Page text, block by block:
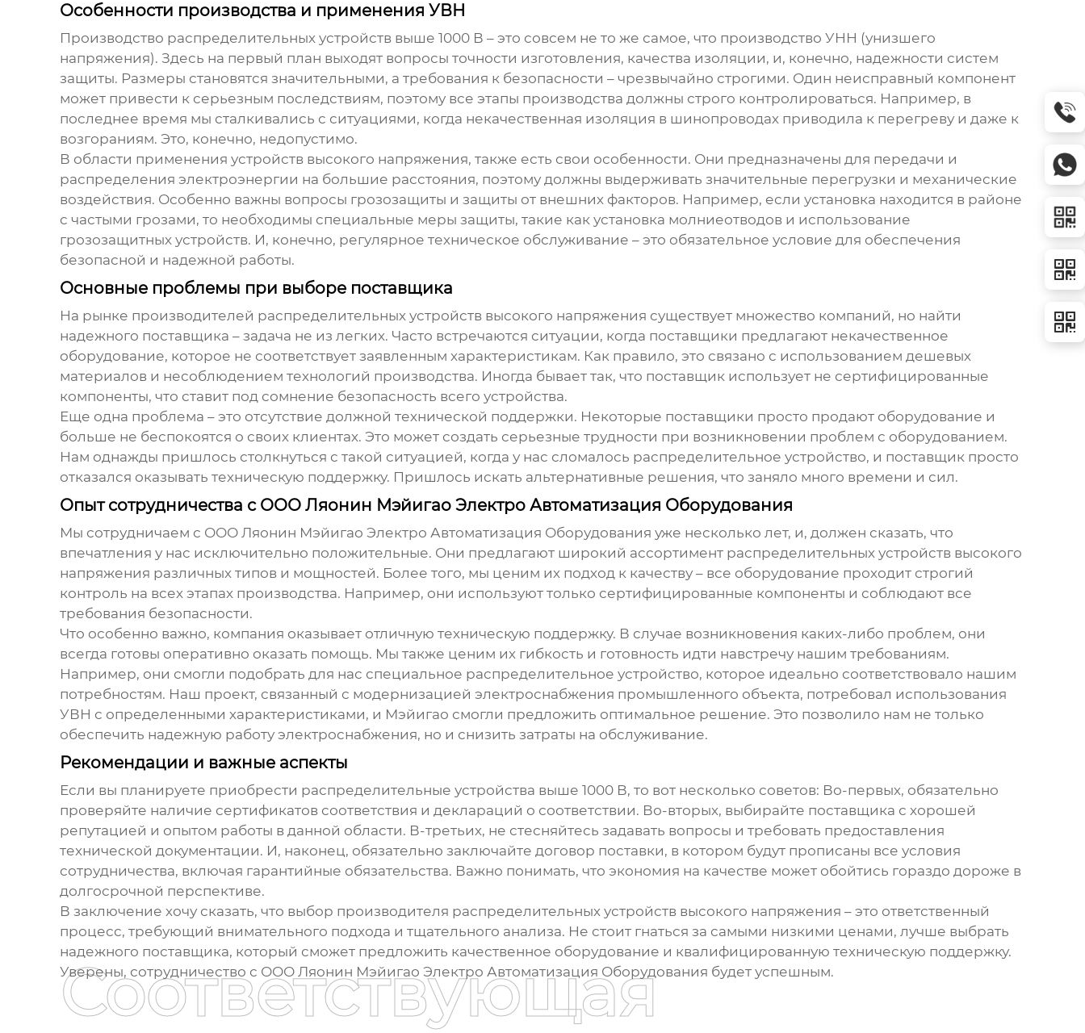
Особенности производства и применения УВН
Производство распределительных устройств выше 1000 В – это совсем не то же самое, что производство УНН (унизшего
напряжения). Здесь на первый план выходят вопросы точности изготовления, качества изоляции, и, конечно, надежности систем
защиты. Размеры становятся значительными, а требования к безопасности – чрезвычайно строгими. Один неисправный компонент
может привести к серьезным последствиям, поэтому все этапы производства должны строго контролироваться. Например, в
последнее время мы сталкивались с ситуациями, когда некачественная изоляция в шинопроводах приводила к перегреву и даже к
возгораниям. Это, конечно, недопустимо.
В области применения устройств высокого напряжения, также есть свои особенности. Они предназначены для передачи и
распределения электроэнергии на большие расстояния, поэтому должны выдерживать значительные перегрузки и механические
воздействия. Особенно важны вопросы грозозащиты и защиты от внешних факторов. Например, если установка находится в районе
с частыми грозами, то необходимы специальные меры защиты, такие как установка молниеотводов и использование
грозозащитных устройств. И, конечно, регулярное техническое обслуживание – это обязательное условие для обеспечения
безопасной и надежной работы.
Основные проблемы при выборе поставщика
На рынке производителей распределительных устройств высокого напряжения существует множество компаний, но найти
надежного поставщика – задача не из легких. Часто встречаются ситуации, когда поставщики предлагают некачественное
оборудование, которое не соответствует заявленным характеристикам. Как правило, это связано с использованием дешевых
материалов и несоблюдением технологий производства. Иногда бывает так, что поставщик использует не сертифицированные
компоненты, что ставит под сомнение безопасность всего устройства.
Еще одна проблема – это отсутствие должной технической поддержки. Некоторые поставщики просто продают оборудование и
больше не беспокоятся о своих клиентах. Это может создать серьезные трудности при возникновении проблем с оборудованием.
Нам однажды пришлось столкнуться с такой ситуацией, когда у нас сломалось распределительное устройство, и поставщик просто
отказался оказывать техническую поддержку. Пришлось искать альтернативные решения, что заняло много времени и сил.
Опыт сотрудничества с ООО Ляонин Мэйигао Электро Автоматизация Оборудования
Мы сотрудничаем с ООО Ляонин Мэйигао Электро Автоматизация Оборудования уже несколько лет, и, должен сказать, что
впечатления у нас исключительно положительные. Они предлагают широкий ассортимент распределительных устройств высокого
напряжения различных типов и мощностей. Более того, мы ценим их подход к качеству – все оборудование проходит строгий
контроль на всех этапах производства. Например, они используют только сертифицированные компоненты и соблюдают все
требования безопасности.
Что особенно важно, компания оказывает отличную техническую поддержку. В случае возникновения каких-либо проблем, они
всегда готовы оперативно оказать помощь. Мы также ценим их гибкость и готовность идти навстречу нашим требованиям.
Например, они смогли подобрать для нас специальное распределительное устройство, которое идеально соответствовало нашим
потребностям. Наш проект, связанный с модернизацией электроснабжения промышленного объекта, потребовал использования
УВН с определенными характеристиками, и Мэйигао смогли предложить оптимальное решение. Это позволило нам не только
обеспечить надежную работу электроснабжения, но и снизить затраты на обслуживание.
Рекомендации и важные аспекты
Если вы планируете приобрести распределительные устройства выше 1000 В, то вот несколько советов: Во-первых, обязательно
проверяйте наличие сертификатов соответствия и деклараций о соответствии. Во-вторых, выбирайте поставщика с хорошей
репутацией и опытом работы в данной области. В-третьих, не стесняйтесь задавать вопросы и требовать предоставления
технической документации. И, наконец, обязательно заключайте договор поставки, в котором будут прописаны все условия
сотрудничества, включая гарантийные обязательства. Важно понимать, что экономия на качестве может обойтись гораздо дороже в
долгосрочной перспективе.
В заключение хочу сказать, что выбор производителя распределительных устройств высокого напряжения – это ответственный
процесс, требующий внимательного подхода и тщательного анализа. Не стоит гнаться за самыми низкими ценами, лучше выбрать
надежного поставщика, который сможет предложить качественное оборудование и квалифицированную техническую поддержку.
Уверены, сотрудничество с ООО Ляонин Мэйигао Электро Автоматизация Оборудования будет успешным.
Соответствующая